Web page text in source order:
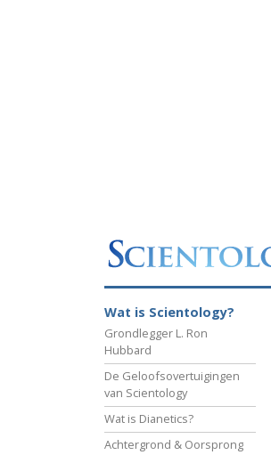
Wat is Scientology?
Grondlegger L. Ron
Hubbard
De Geloofsovertuigingen
van Scientology
Wat is Dianetics?
Achtergrond & Oorsprong